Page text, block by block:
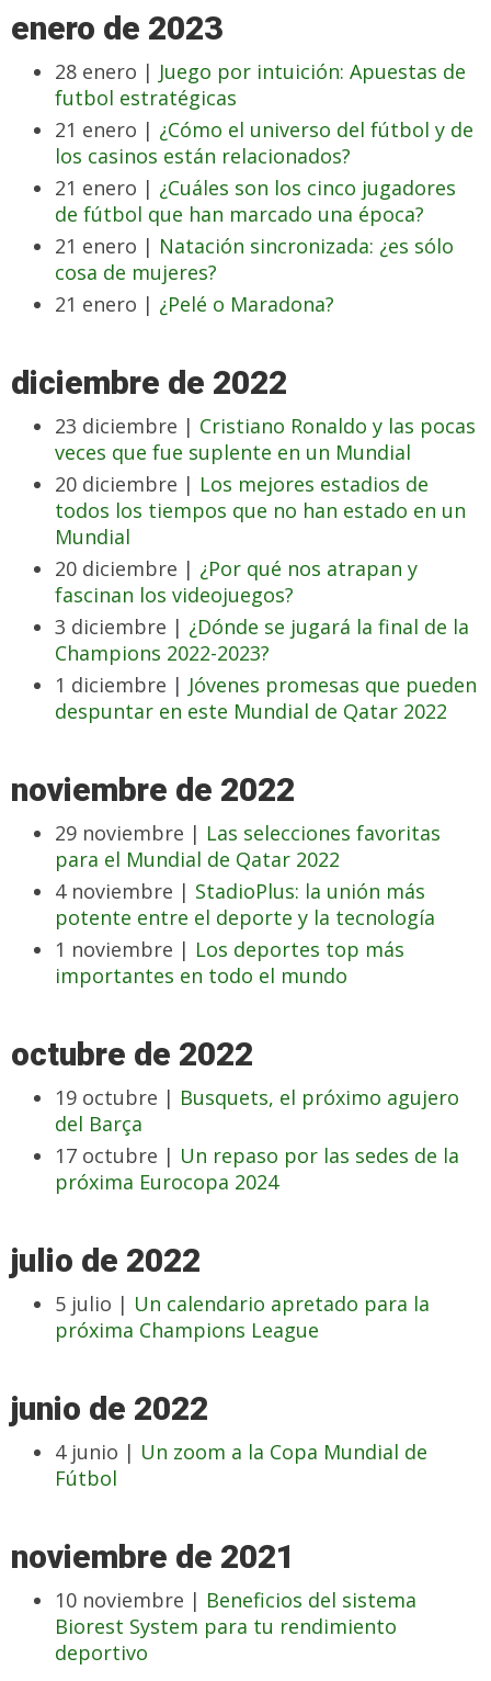
enero de 2023
28 enero | Juego por intuición: Apuestas de
futbol estratégicas
21 enero | ¿Cómo el universo del fútbol y de
los casinos están relacionados?
21 enero | ¿Cuáles son los cinco jugadores
de fútbol que han marcado una época?
21 enero | Natación sincronizada: ¿es sólo
cosa de mujeres?
21 enero | ¿Pelé o Maradona?
diciembre de 2022
23 diciembre | Cristiano Ronaldo y las pocas
veces que fue suplente en un Mundial
20 diciembre | Los mejores estadios de
todos los tiempos que no han estado en un
Mundial
20 diciembre | ¿Por qué nos atrapan y
fascinan los videojuegos?
3 diciembre | ¿Dónde se jugará la final de la
Champions 2022-2023?
1 diciembre | Jóvenes promesas que pueden
despuntar en este Mundial de Qatar 2022
noviembre de 2022
29 noviembre | Las selecciones favoritas
para el Mundial de Qatar 2022
4 noviembre | StadioPlus: la unión más
potente entre el deporte y la tecnología
1 noviembre | Los deportes top más
importantes en todo el mundo
octubre de 2022
19 octubre | Busquets, el próximo agujero
del Barça
17 octubre | Un repaso por las sedes de la
próxima Eurocopa 2024
julio de 2022
5 julio | Un calendario apretado para la
próxima Champions League
junio de 2022
4 junio | Un zoom a la Copa Mundial de
Fútbol
noviembre de 2021
10 noviembre | Beneficios del sistema
Biorest System para tu rendimiento
deportivo